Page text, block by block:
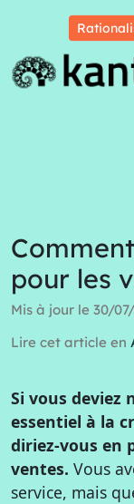
pour les
Mis à jour le 30/
Lire cet article en
Si vous deviez
essentiel à la
diriez-vous en
ventes. Vous
service, mais